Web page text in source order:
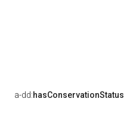
a-dd:hasConservationStatus